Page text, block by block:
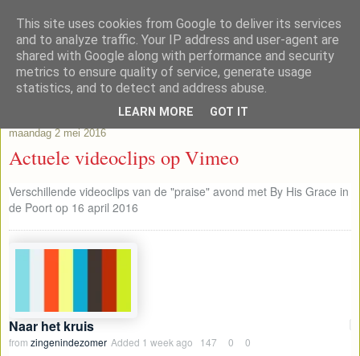
Lub's Blog
maandag 2 mei 2016
Actuele videoclips op Vimeo
Verschillende videoclips van de "praise" avond met By His Grace in
de Poort op 16 april 2016
Naar het kruis
from zingenindezomer Added 1 week ago 147 0 0
This site uses cookies from Google to deliver its services
and to analyze traffic. Your IP address and user-agent are
shared with Google along with performance and security
metrics to ensure quality of service, generate usage
statistics, and to detect and address abuse.
LEARN MORE GOT IT